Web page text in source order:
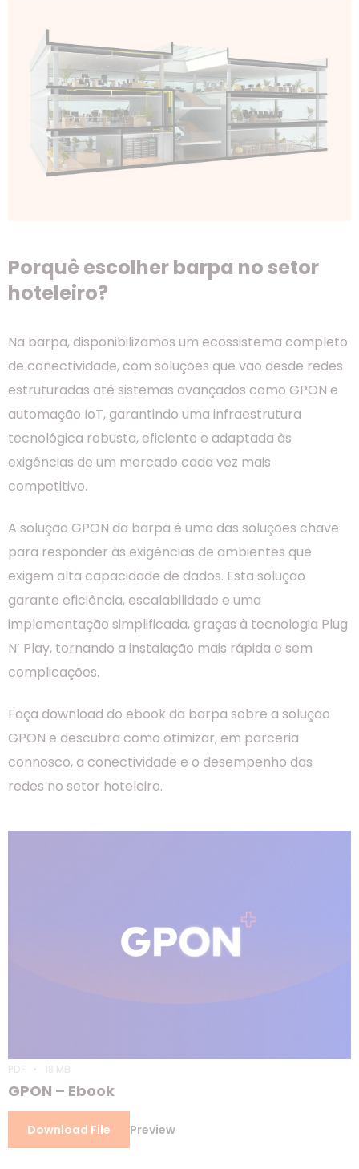
Porquê escolher barpa no setor
hoteleiro?
Na barpa, disponibilizamos um ecossistema completo
de conectividade, com soluções que vão desde redes
estruturadas até sistemas avançados como GPON e
automação IoT, garantindo uma infraestrutura
tecnológica robusta, eficiente e adaptada às
exigências de um mercado cada vez mais
competitivo.
A solução GPON da barpa é uma das soluções chave
para responder às exigências de ambientes que
exigem alta capacidade de dados. Esta solução
garante eficiência, escalabilidade e uma
implementação simplificada, graças à tecnologia Plug
N’ Play, tornando a instalação mais rápida e sem
complicações.
Faça download do ebook da barpa sobre a solução
GPON e descubra como otimizar, em parceria
connosco, a conectividade e o desempenho das
redes no setor hoteleiro.
PDF 18 MB
GPON – Ebook
Download File Preview